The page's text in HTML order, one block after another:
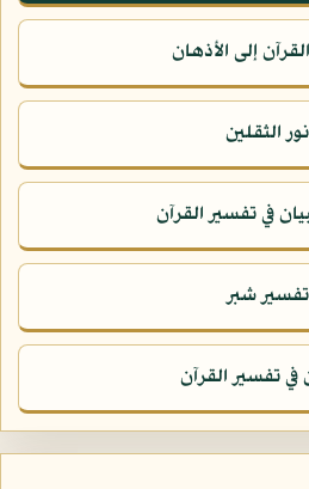
إلى الأذهان
نور الثقلين
في تفسير القرآن
تفسير شبر
في تفسير القرآن